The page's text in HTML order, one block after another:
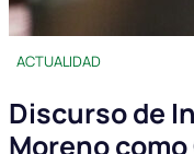
ACTUALIDAD
Discurso de
Moreno